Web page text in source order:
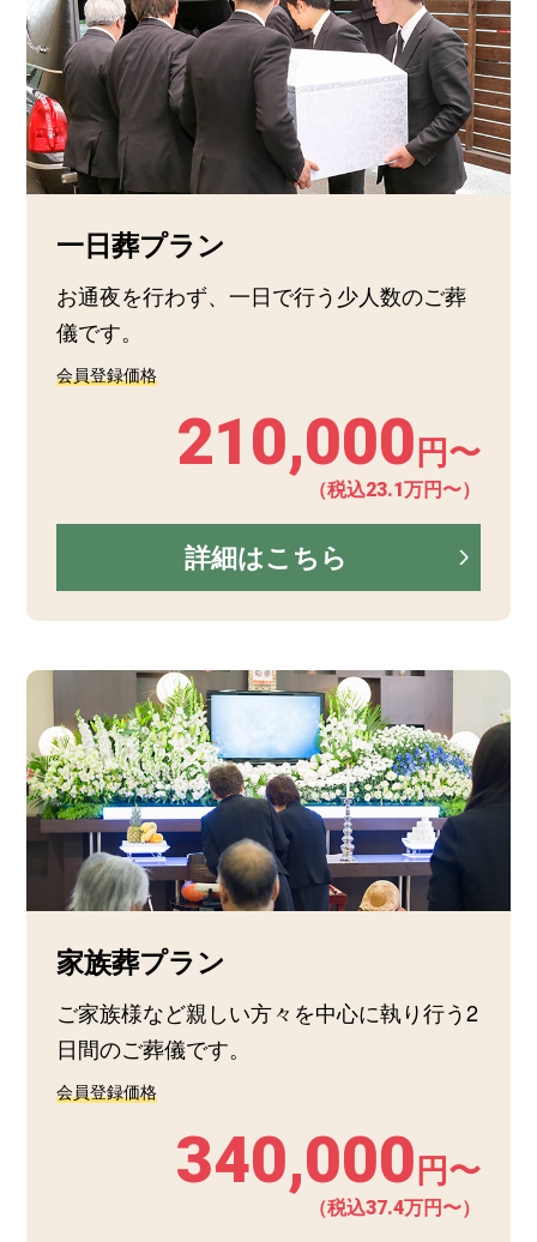
一日葬プラン
お通夜を行わず、一日で行う少人数のご葬
儀です。
会員登録価格
210,000 円〜
（税込23.1万円〜）
詳細はこちら
家族葬プラン
ご家族様など親しい方々を中心に執り行う2
日間のご葬儀です。
会員登録価格
340,000 円〜
（税込37.4万円〜）